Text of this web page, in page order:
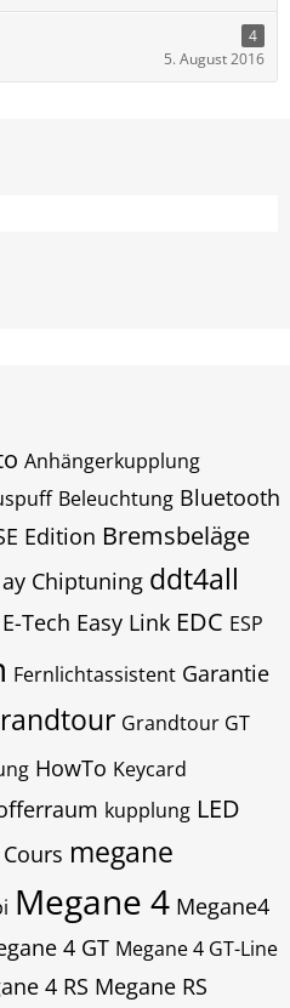
4
5. August 2016
Anhängerkupplung
Beleuchtung Bluetooth
Edition Bremsbeläge
Chiptuning ddt4all
E-Tech Easy Link EDC ESP
Fernlichtassistent Garantie
Grandtour GT
HowTo Keycard
kupplung LED
megane
Megane 4 Megane4
4 GT Megane 4 GT-Line
4 RS Megane RS